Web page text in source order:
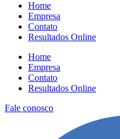
Home
Empresa
Contato
Resultados Online
Home
Empresa
Contato
Resultados Online
Fale conosco